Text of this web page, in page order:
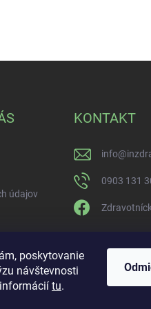
poskytovanie
návštevnosti
tu.
údajov
KONTAKT
info@
0903 131